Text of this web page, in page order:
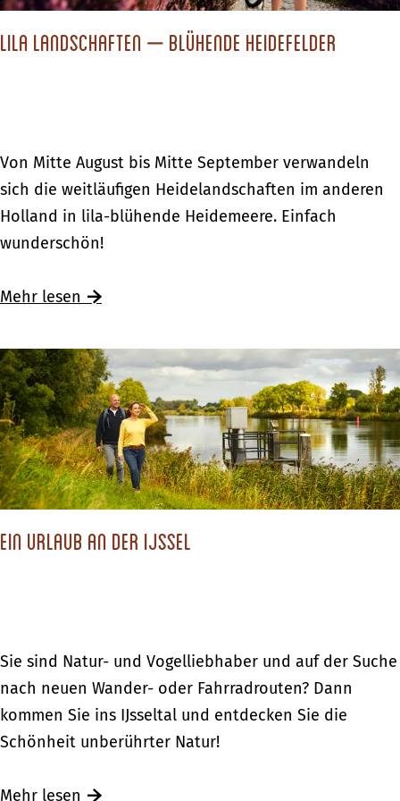
u
r
a
u
b
i
d
r
A
c
h
t
e
h
Lila Landschaften – blühende Heidefelder
L
i
l
a
a
d
s
c
h
a
f
t
e
ü
h
e
n
Von Mitte August bis Mitte September verwandeln
sich die weitläufigen Heidelandschaften im anderen
Holland in lila-blühende Heidemeere. Einfach
wunderschön!
Mehr lesen Ü
e
r
L
i
l
a
L
a
h
a
f
t
Ein Urlaub an der IJssel
E
i
n
U
l
Sie sind Natur- und Vogelliebhaber und auf der Suche
nach neuen Wander- oder Fahrradrouten? Dann
kommen Sie ins IJsseltal und entdecken Sie die
Schönheit unberührter Natur!
Mehr lesen Ü